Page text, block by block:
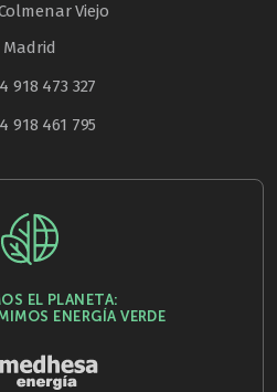
Viejo
Madrid
918 473 327
918 461 795
EL PLANETA:
ENERGÍA VERDE